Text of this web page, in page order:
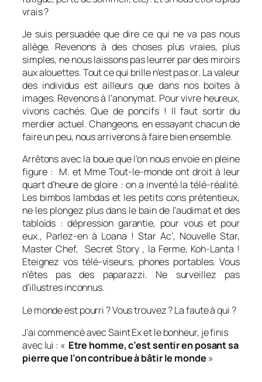
vrais ?
Je suis persuadée que dire ce qui ne va pas nous
allège. Revenons à des choses plus vraies, plus
simples, ne nous laissons pas leurrer par des miroirs
aux alouettes. Tout ce qui brille n’est pas or. La valeur
des individus est ailleurs que dans nos boites à
images. Revenons à l’anonymat. Pour vivre heureux,
vivons cachés. Que de poncifs ! Il faut sortir du
merdier actuel. Changeons, en essayant chacun de
faire un peu, nous arriverons à faire bien ensemble.
Arrêtons avec la boue que l’on nous envoie en pleine
figure : M. et Mme Tout-le-monde ont droit à leur
quart d’heure de gloire : on a inventé la télé-réalité.
Les bimbos lambdas et les petits cons prétentieux,
ne les plongez plus dans le bain de l’audimat et des
tabloïds : dépression garantie, pour vous et pour
eux., Parlez-en à Loana ! Star Ac’, Nouvelle Star,
Master Chef, Secret Story , la Ferme, Koh-Lanta !
Eteignez vos télé-viseurs, phones portables. Vous
n’êtes pas des paparazzi. Ne surveillez pas
d’illustres inconnus.
Le monde est pourri ? Vous trouvez ? La faute à qui ?
J’ai commencé avec Saint Ex et le bonheur, je finis
avec lui : « Etre homme, c’est sentir en posant sa
pierre que l’on contribue à bâtir le monde »